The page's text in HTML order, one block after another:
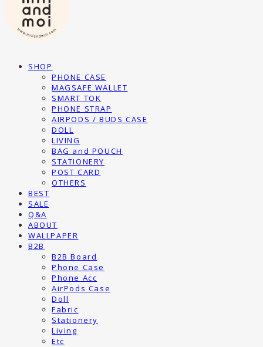
SHOP
PHONE CASE
MAGSAFE WALLET
SMART TOK
PHONE STRAP
AIRPODS / BUDS CASE
DOLL
LIVING
BAG and POUCH
STATIONERY
POST CARD
OTHERS
BEST
SALE
Q&A
ABOUT
WALLPAPER
B2B
B2B Board
Phone Case
Phone Acc
AirPods Case
Doll
Fabric
Stationery
Living
Etc